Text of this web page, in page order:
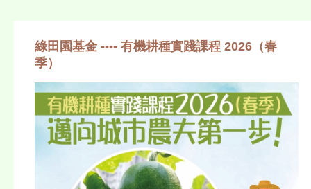
綠田園基金 ---- 有機耕種實踐課程 2026（春
季）